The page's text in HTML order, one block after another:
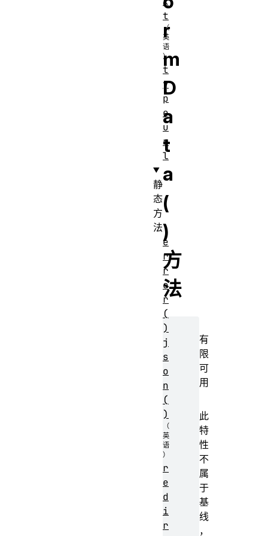
r
m
D
a
t
a
(
)
方
法
有
限
可
用
此
特
性
不
属
于
基
线
，
t
t
y
p
e
u
r
l
静
态
方
法
e
r
r
o
r
(
)
j
s
o
n
(
)
r
e
d
i
r